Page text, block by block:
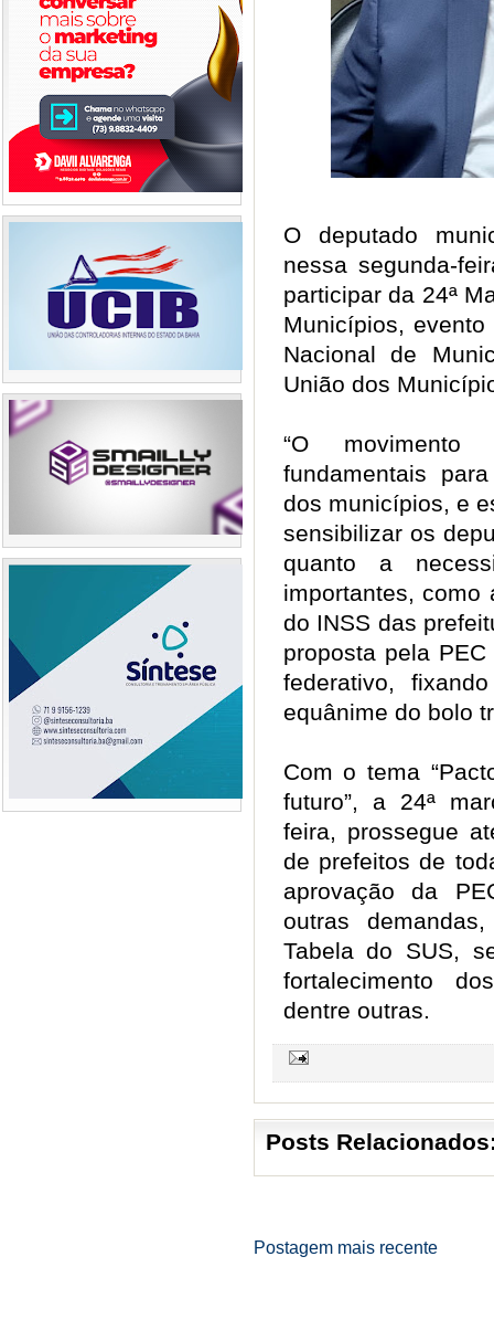
O deputado
nessa segunda-
participar da 24ª
Municípios,
Nacional de
União dos
“O movimento
fundamentais
dos municípios, e
sensibilizar os
quanto a
importantes, como
do INSS das
proposta pela
federativo,
equânime do bolo
Com o tema
futuro”, a 24ª
feira, prossegue
de prefeitos de
aprovação da
outras
Tabela do SUS,
fortalecimento
dentre outras.
Posts
Postagem mais recente